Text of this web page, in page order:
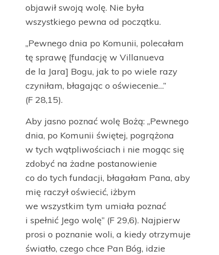
objawił swoją wolę. Nie była
wszystkiego pewna od początku.
„Pewnego dnia po Komunii, polecałam
tę sprawę [fundację w Villanueva
de la Jara] Bogu, jak to po wiele razy
czyniłam, błagając o oświecenie…”
(F 28,15).
Aby jasno poznać wolę Bożą: „Pewnego
dnia, po Komunii świętej, pogrążona
w tych wątpliwościach i nie mogąc się
zdobyć na żadne postanowienie
co do tych fundacji, błagałam Pana, aby
mię raczył oświecić, iżbym
we wszystkim tym umiała poznać
i spełnić Jego wolę” (F 29,6). Najpierw
prosi o poznanie woli, a kiedy otrzymuje
światło, czego chce Pan Bóg, idzie